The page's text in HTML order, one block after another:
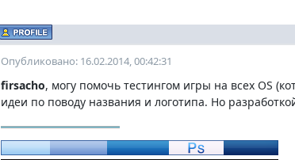
Опубликовано: 16.02.2014, 00:42:31
firsacho, могу помочь тестингом игры на всех OS
идеи по поводу названия и логотипа. Но